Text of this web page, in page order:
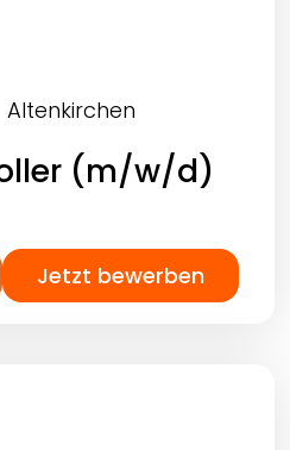
Altenkirchen
(m/w/d)
Jetzt bewerben